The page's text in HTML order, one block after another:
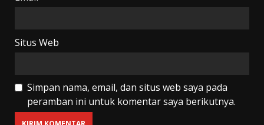
Situs Web
Simpan nama, email, dan situs web saya pada
peramban ini untuk komentar saya berikutnya.